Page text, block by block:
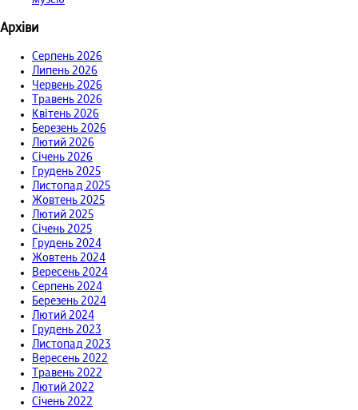
Архіви
Серпень 2026
Липень 2026
Червень 2026
Травень 2026
Квітень 2026
Березень 2026
Лютий 2026
Січень 2026
Грудень 2025
Листопад 2025
Жовтень 2025
Лютий 2025
Січень 2025
Грудень 2024
Жовтень 2024
Вересень 2024
Серпень 2024
Березень 2024
Лютий 2024
Грудень 2023
Листопад 2023
Вересень 2022
Травень 2022
Лютий 2022
Січень 2022